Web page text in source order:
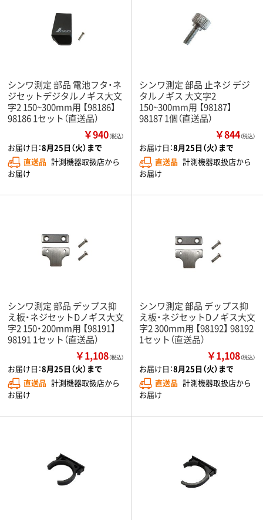
シンワ測定 部品 電池フタ・ネ
ジセットデジタルノギス大文
字2 150~300mm用 【98186】
98186 1セット（直送品）
￥940（税込）
お届け日：8月25日（火）まで
直送品 計測機器取扱店から
お届け
シンワ測定 部品 止ネジ デジ
タルノギス 大文字2
150~300mm用 【98187】
98187 1個（直送品）
￥844（税込）
お届け日：8月25日（火）まで
直送品 計測機器取扱店から
お届け
シンワ測定 部品 デップス抑
え板・ネジセットDノギス大文
字2 150・200mm用 【98191】
98191 1セット（直送品）
￥1,108（税込）
お届け日：8月25日（火）まで
直送品 計測機器取扱店から
お届け
シンワ測定 部品 デップス抑
え板・ネジセットDノギス大文
字2 300mm用 【98192】 98192
1セット（直送品）
￥1,108（税込）
お届け日：8月25日（火）まで
直送品 計測機器取扱店から
お届け